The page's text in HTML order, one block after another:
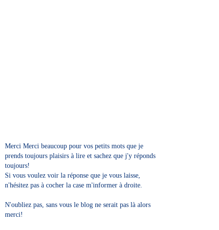
Merci Merci beaucoup pour vos petits mots que je
prends toujours plaisirs à lire et sachez que j'y réponds
toujours!
Si vous voulez voir la réponse que je vous laisse,
n'hésitez pas à cocher la case m'informer à droite.
N'oubliez pas, sans vous le blog ne serait pas là alors
merci!